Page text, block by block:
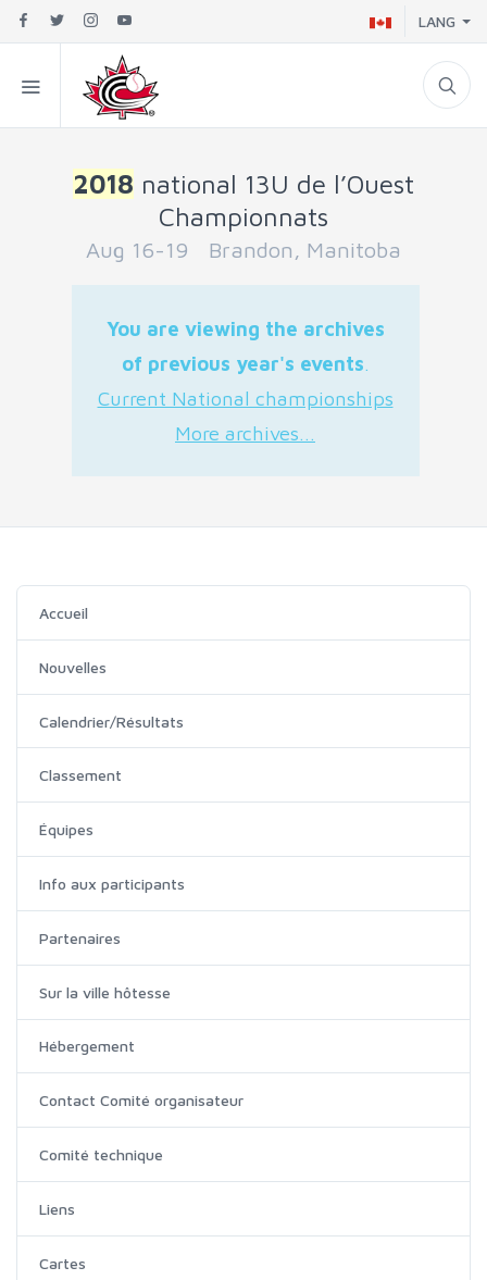
LANG
2018 national 13U de l’Ouest
Championnats
Aug 16-19 Brandon, Manitoba
You are viewing the archives
of previous year's events.
Current National championships
More archives...
Accueil
Nouvelles
Calendrier/Résultats
Classement
Équipes
Info aux participants
Partenaires
Sur la ville hôtesse
Hébergement
Contact Comité organisateur
Comité technique
Liens
Cartes